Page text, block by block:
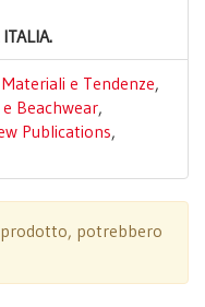
e Tendenze,
Beachwear,
Publications,
prodotto, potrebbero